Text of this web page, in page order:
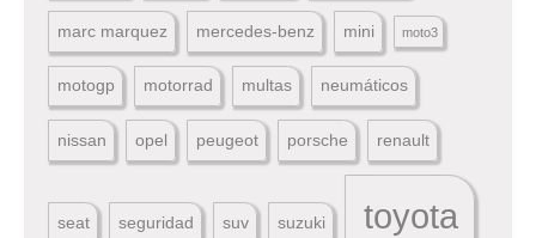
marc marquez mercedes-benz mini moto3
motogp motorrad multas neumáticos
nissan opel peugeot porsche renault
seat seguridad suv suzuki toyota